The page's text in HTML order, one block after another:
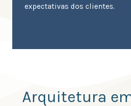
expectativas dos clientes.
Arquitetura